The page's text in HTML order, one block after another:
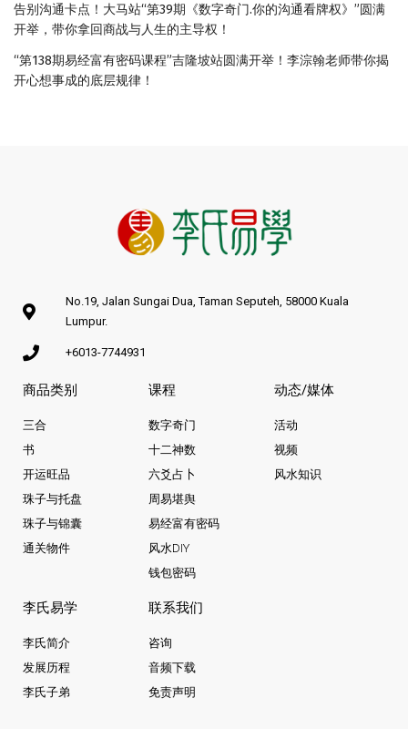
告别沟通卡点！大马站“第39期《数字奇门.你的沟通看牌权》”圆满
开举，带你拿回商战与人生的主导权！
“第138期易经富有密码课程”吉隆坡站圆满开举！李淙翰老师带你揭
开心想事成的底层规律！
No.19, Jalan Sungai Dua, Taman Seputeh, 58000 Kuala
Lumpur.
+6013-7744931
商品类别
三合
书
开运旺品
珠子与托盘
珠子与锦囊
通关物件
课程
数字奇门
十二神数
六爻占卜
周易堪舆
易经富有密码
风水DIY
钱包密码
动态/媒体
活动
视频
风水知识
李氏易学
李氏简介
发展历程
李氏子弟
联系我们
咨询
音频下载
免责声明